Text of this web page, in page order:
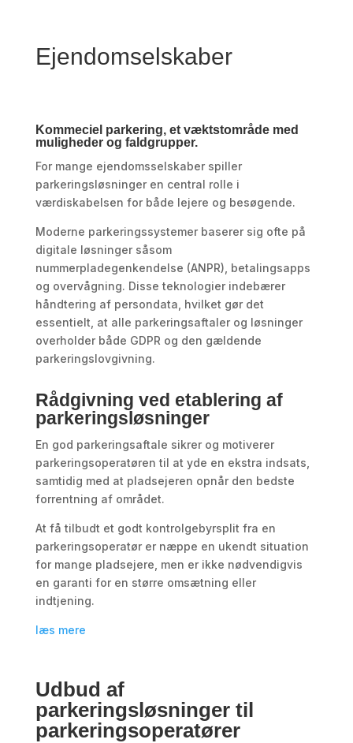
Ejendomselskaber
Kommeciel parkering, et væktstområde med
muligheder og faldgrupper.
For mange ejendomsselskaber spiller
parkeringsløsninger en central rolle i
værdiskabelsen for både lejere og besøgende.
Moderne parkeringssystemer baserer sig ofte på
digitale løsninger såsom
nummerpladegenkendelse (ANPR), betalingsapps
og overvågning. Disse teknologier indebærer
håndtering af persondata, hvilket gør det
essentielt, at alle parkeringsaftaler og løsninger
overholder både GDPR og den gældende
parkeringslovgivning.
Rådgivning ved etablering af
parkeringsløsninger
En god parkeringsaftale sikrer og motiverer
parkeringsoperatøren til at yde en ekstra indsats,
samtidig med at pladsejeren opnår den bedste
forrentning af området.
At få tilbudt et godt kontrolgebyrsplit fra en
parkeringsoperatør er næppe en ukendt situation
for mange pladsejere, men er ikke nødvendigvis
en garanti for en større omsætning eller
indtjening.
læs mere
Udbud af
parkeringsløsninger til
parkeringsoperatører